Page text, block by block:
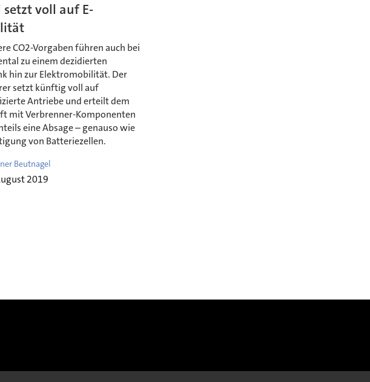
setzt voll auf E-
CO2-Vorgaben führen auch bei
zu einem dezidierten
hin zur Elektromobilität. Der
setzt künftig voll auf
Antriebe und erteilt dem
mit Verbrenner-Komponenten
eine Absage – genauso wie
von Batteriezellen.
Beutnagel
2019